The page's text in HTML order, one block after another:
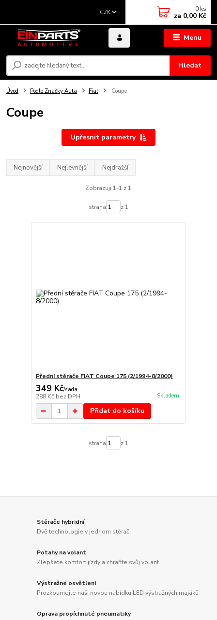
Menu
CZK
Hledat
0 ks
za 0,00 Kč
Úvod Podle Značky Auta Fiat Coupe
Coupe
Upřesnit parametry
Nejnovější Nejlevnější Nejdražší
Zobrazuji 1-1 z 1
strana z 1
Přední stěrače FIAT Coupe 175 (2/1994-8/2000)
349 Kč/sada
288 Kč bez DPH Skladem
Přidat do košíku
strana z 1
Stěrače hybridní
Dvě technologie v jednom stěrači
Potahy na volant
Zlepšete komfort jízdy a chraňte svůj volant
Výstražné osvětlení
Prozkoumejte naši novou nabídku LED výstražných majáků
Oprava propíchnuté pneumatiky